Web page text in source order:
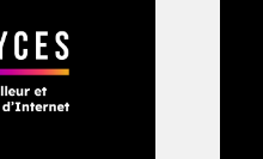
mois, «
l’ensemble du
Arrivés au centre